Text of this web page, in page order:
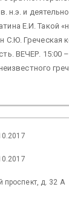
н.э. и
Е.И. Такой
С.Ю. Греческая
ВЕЧЕР. 15:00
проспект, д. 32 А